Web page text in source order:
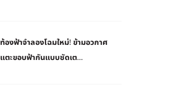
ท้องฟ้าจำลองโฉมใหม่! ข้ามอวกาศ
แตะขอบฟ้ากันแบบชัดเต...